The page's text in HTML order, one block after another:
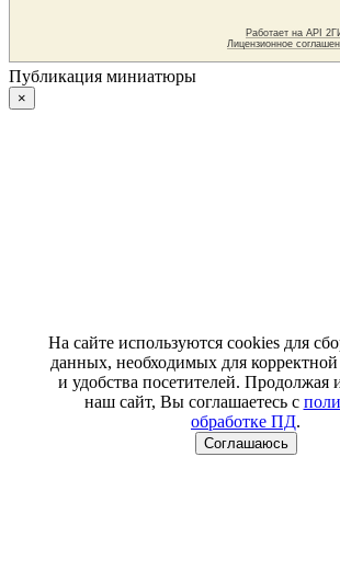
Публикация миниатюры
×
На сайте используются cookies для
данных, необходимых для корректной
и удобства посетителей. Продолжая
наш сайт, Вы соглашаетесь с
обработке ПД.
Соглашаюсь